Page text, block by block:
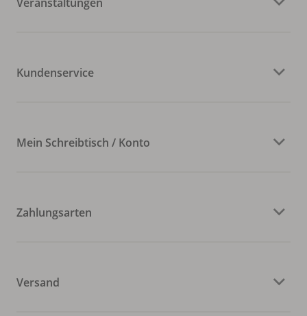
Kundenservice
Mein Schreibtisch / Konto
Zahlungsarten
Versand